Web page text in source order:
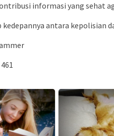
informasi yang sehat
kedepannya antara kepolisian
461